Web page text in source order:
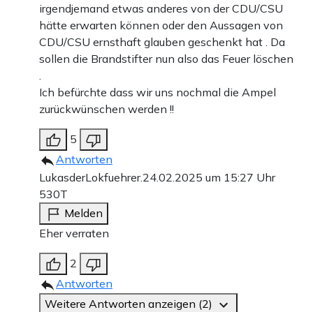
irgendjemand etwas anderes von der CDU/CSU
hätte erwarten können oder den Aussagen von
CDU/CSU ernsthaft glauben geschenkt hat . Da
sollen die Brandstifter nun also das Feuer löschen
.
Ich befürchte dass wir uns nochmal die Ampel
zurückwünschen werden !!
5
Antworten
LukasderLokfuehrer.24.02.2025 um 15:27 Uhr
530T
Melden
Eher verraten
2
Antworten
Weitere Antworten anzeigen (2)